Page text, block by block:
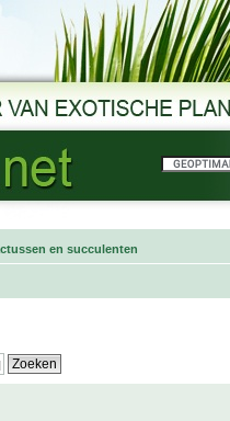
en succulenten